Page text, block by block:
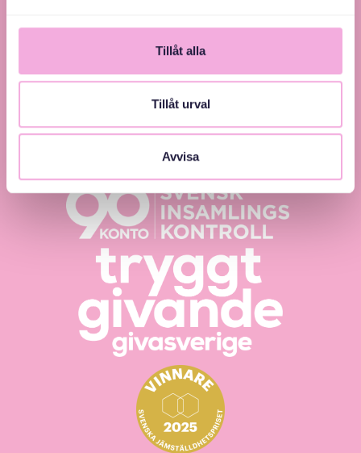
Tillåt alla
Tillåt urval
Avvisa
Svenska med baby – Föräldraträffar för jämlikhet
och inkludering.